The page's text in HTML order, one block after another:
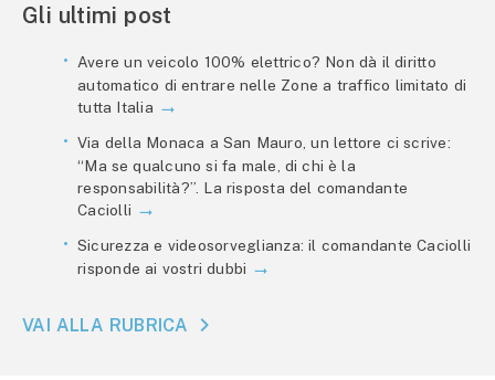
Gli ultimi post
Avere un veicolo 100% elettrico? Non dà il diritto
automatico di entrare nelle Zone a traffico limitato di
tutta Italia
Via della Monaca a San Mauro, un lettore ci scrive:
“Ma se qualcuno si fa male, di chi è la
responsabilità?”. La risposta del comandante
Caciolli
Sicurezza e videosorveglianza: il comandante Caciolli
risponde ai vostri dubbi
VAI ALLA RUBRICA